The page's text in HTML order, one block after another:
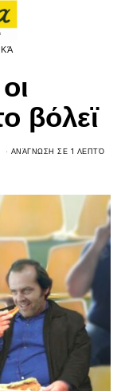
βόλεϊ
ΑΝΆΓΝΩΣΗ ΣΕ 1 ΛΕΠΤΌ